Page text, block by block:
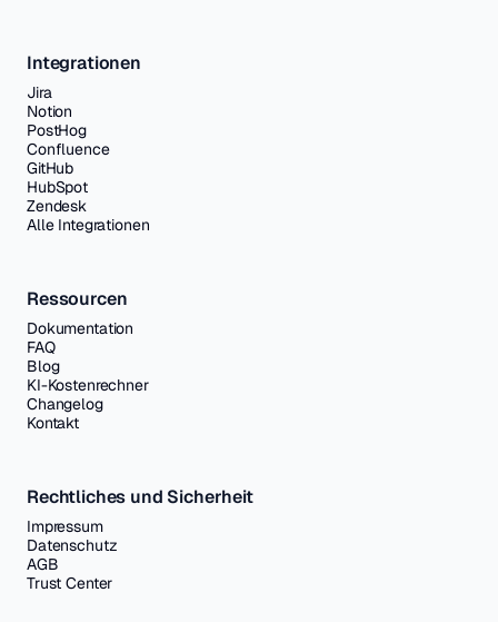
Integrationen
Jira
Notion
PostHog
Confluence
GitHub
HubSpot
Zendesk
Alle Integrationen
Ressourcen
Dokumentation
FAQ
Blog
KI-Kostenrechner
Changelog
Kontakt
Rechtliches und Sicherheit
Impressum
Datenschutz
AGB
Trust Center